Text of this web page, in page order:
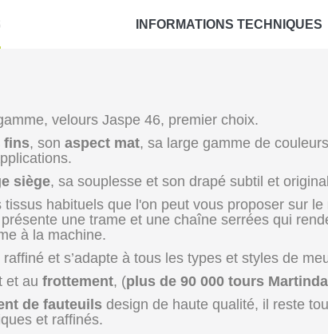
INFORMATIONS TECHNIQUES
velours Jaspe 46, premier choix.
fins, son aspect mat, sa large gamme de
siège, sa souplesse et son drapé subtil et
habituels que l'on peut vous proposer sur
une trame et une chaîne serrées qui
à la machine.
et s’adapte à tous les types et styles de
et au frottement, (plus de 90 000 tours
de fauteuils design de haute qualité, il reste
et raffinés.